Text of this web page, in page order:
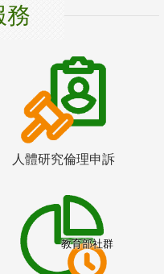
務
人體研究倫理申訴
教育部社群